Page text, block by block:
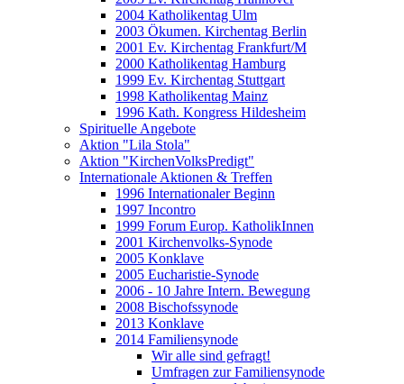
2004 Katholikentag Ulm
2003 Ökumen. Kirchentag Berlin
2001 Ev. Kirchentag Frankfurt/M
2000 Katholikentag Hamburg
1999 Ev. Kirchentag Stuttgart
1998 Katholikentag Mainz
1996 Kath. Kongress Hildesheim
Spirituelle Angebote
Aktion "Lila Stola"
Aktion "KirchenVolksPredigt"
Internationale Aktionen & Treffen
1996 Internationaler Beginn
1997 Incontro
1999 Forum Europ. KatholikInnen
2001 Kirchenvolks-Synode
2005 Konklave
2005 Eucharistie-Synode
2006 - 10 Jahre Intern. Bewegung
2008 Bischofssynode
2013 Konklave
2014 Familiensynode
Wir alle sind gefragt!
Umfragen zur Familiensynode